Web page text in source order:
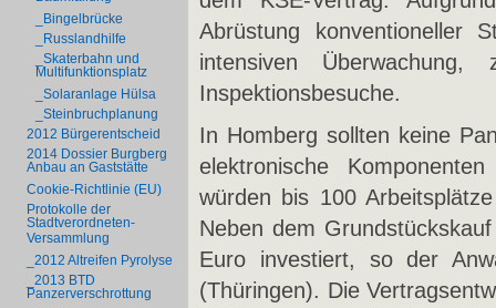
_Bingelbrücke
_Russlandhilfe
_Skaterbahn und
Multifunktionsplatz
_Solaranlage Hülsa
_Steinbruchplanung
2012 Bürgerentscheid
2014 Dossier Burgberg
Anbau an Gaststätte
Cookie-Richtlinie (EU)
Protokolle der
Stadtverordneten-
Versammlung
_2012 Altreifen Pyrolyse
_2013 BTD
Panzerverschrottung
Abrüstung konventioneller
intensiven
Inspektionsbesuche.
In Homberg sollten keine
elektronische
würden bis 100
Neben dem
Euro investiert, so der
(Thüringen). Die